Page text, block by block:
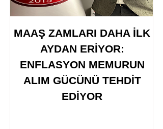
MAAŞ ZAMLARI DAHA İLK
AYDAN ERİYOR:
ENFLASYON MEMURUN
ALIM GÜCÜNÜ TEHDİT
EDİYOR